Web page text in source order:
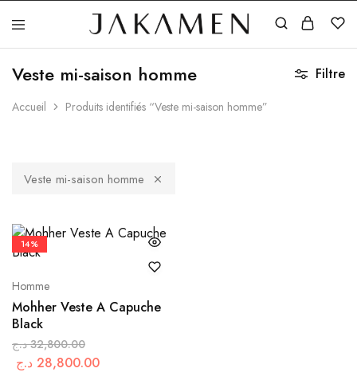
Jakamen
Algérie
Veste mi-saison homme
Accueil Produits identifiés “Veste mi-saison homme”
Filtre
Veste mi-saison homme
14%
Homme
Mohher Veste A Capuche
Black
32,800.00 د.ج
28,800.00 د.ج